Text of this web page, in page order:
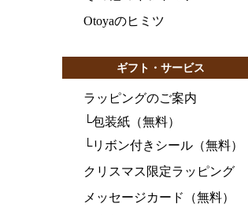
Otoyaのヒミツ
ギフト・サービス
ラッピングのご案内
└包装紙（無料）
└リボン付きシール（無料）
クリスマス限定ラッピング
メッセージカード（無料）